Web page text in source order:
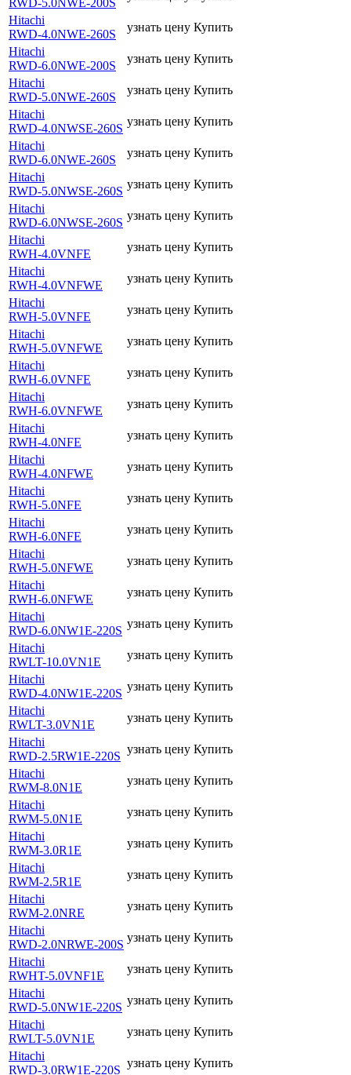
RWD-5.0NWE-200S
Hitachi
RWD-4.0NWE-260S
узнать цену Купить
Hitachi
RWD-6.0NWE-200S
узнать цену Купить
Hitachi
RWD-5.0NWE-260S
узнать цену Купить
Hitachi
RWD-4.0NWSE-260S
узнать цену Купить
Hitachi
RWD-6.0NWE-260S
узнать цену Купить
Hitachi
RWD-5.0NWSE-260S
узнать цену Купить
Hitachi
RWD-6.0NWSE-260S
узнать цену Купить
Hitachi
RWH-4.0VNFE
узнать цену Купить
Hitachi
RWH-4.0VNFWE
узнать цену Купить
Hitachi
RWH-5.0VNFE
узнать цену Купить
Hitachi
RWH-5.0VNFWE
узнать цену Купить
Hitachi
RWH-6.0VNFE
узнать цену Купить
Hitachi
RWH-6.0VNFWE
узнать цену Купить
Hitachi
RWH-4.0NFE
узнать цену Купить
Hitachi
RWH-4.0NFWE
узнать цену Купить
Hitachi
RWH-5.0NFE
узнать цену Купить
Hitachi
RWH-6.0NFE
узнать цену Купить
Hitachi
RWH-5.0NFWE
узнать цену Купить
Hitachi
RWH-6.0NFWE
узнать цену Купить
Hitachi
RWD-6.0NW1E-220S
узнать цену Купить
Hitachi
RWLT-10.0VN1E
узнать цену Купить
Hitachi
RWD-4.0NW1E-220S
узнать цену Купить
Hitachi
RWLT-3.0VN1E
узнать цену Купить
Hitachi
RWD-2.5RW1E-220S
узнать цену Купить
Hitachi
RWM-8.0N1E
узнать цену Купить
Hitachi
RWM-5.0N1E
узнать цену Купить
Hitachi
RWM-3.0R1E
узнать цену Купить
Hitachi
RWM-2.5R1E
узнать цену Купить
Hitachi
RWM-2.0NRE
узнать цену Купить
Hitachi
RWD-2.0NRWE-200S
узнать цену Купить
Hitachi
RWHT-5.0VNF1E
узнать цену Купить
Hitachi
RWD-5.0NW1E-220S
узнать цену Купить
Hitachi
RWLT-5.0VN1E
узнать цену Купить
Hitachi
RWD-3.0RW1E-220S
узнать цену Купить